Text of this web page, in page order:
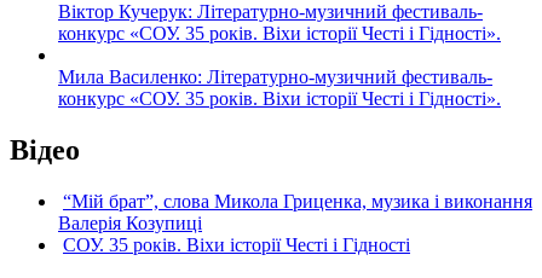
Віктор Кучерук: Літературно-музичний фестиваль-
конкурс «СОУ. 35 років. Віхи історії Честі і Гідності».
Мила Василенко: Літературно-музичний фестиваль-
конкурс «СОУ. 35 років. Віхи історії Честі і Гідності».
Відео
“Мій брат”, слова Микола Гриценка, музика і виконання
Валерія Козупиці
СОУ. 35 років. Віхи історії Честі і Гідності